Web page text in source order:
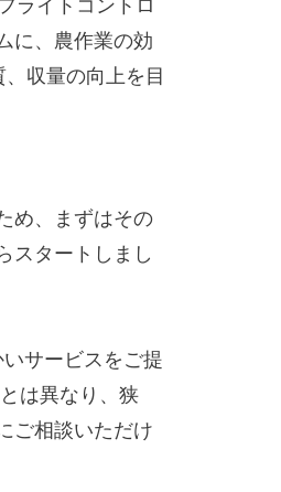
ライトコントロ
に、農作業の効
収量の向上を目
め、まずはその
スタートしまし
サービスをご提
は異なり、狭
ご相談いただけ